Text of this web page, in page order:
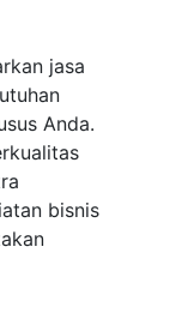
jasa
Anda.
bisnis